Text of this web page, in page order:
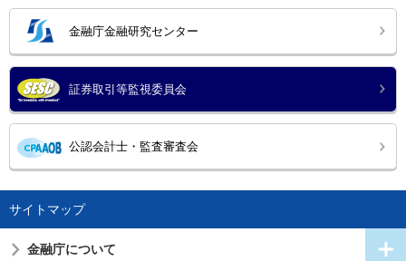
金融庁金融研究センター
証券取引等監視委員会
公認会計士・監査審査会
サイトマップ
金融庁について